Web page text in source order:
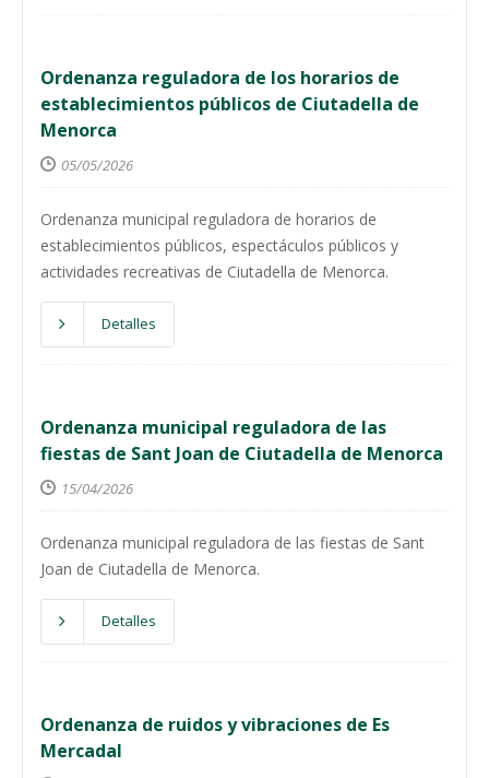
Ordenanza reguladora de los horarios de
establecimientos públicos de Ciutadella de
Menorca
05/05/2026
Ordenanza municipal reguladora de horarios de
establecimientos públicos, espectáculos públicos y
actividades recreativas de Ciutadella de Menorca.
Detalles
Ordenanza municipal reguladora de las
fiestas de Sant Joan de Ciutadella de Menorca
15/04/2026
Ordenanza municipal reguladora de las fiestas de Sant
Joan de Ciutadella de Menorca.
Detalles
Ordenanza de ruidos y vibraciones de Es
Mercadal